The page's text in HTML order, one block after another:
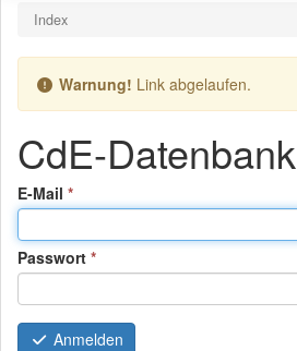
Index
Warnung! Link abgelaufen.
CdE-Datenbank
E-Mail (Pflichtfeld)
Passwort(Pflichtfeld)
Anmelden